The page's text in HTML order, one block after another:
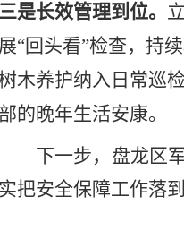
三是长效管理到位。
展“回头看”检查，持
木养护纳入日常巡
部的晚年生活安康。
下一步， 盘龙区
实把安全保障工作落